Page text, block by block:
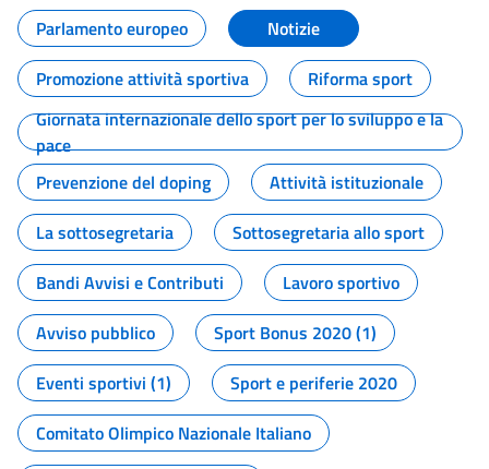
Parlamento europeo
Notizie
Promozione attività sportiva
Riforma sport
Giornata internazionale dello sport per lo sviluppo e la
pace
Prevenzione del doping
Attività istituzionale
La sottosegretaria
Sottosegretaria allo sport
Bandi Avvisi e Contributi
Lavoro sportivo
Avviso pubblico
Sport Bonus 2020 (1)
Eventi sportivi (1)
Sport e periferie 2020
Comitato Olimpico Nazionale Italiano